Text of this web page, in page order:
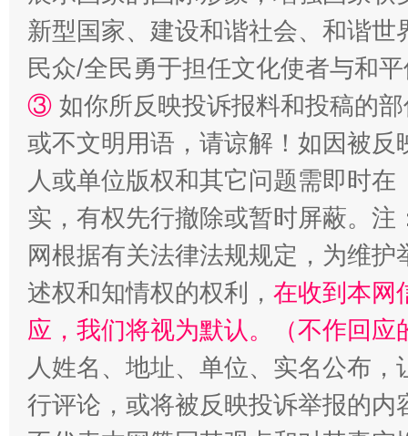
扯下公款旅游的“隐身衣” 如何以
“蜀中异人”王建安的艺术幻境
新型国家、建设和谐社会、和谐
民众/全民勇于担任文化使者与和
③ 如你所反映投诉报料和投稿的
或不文明用语，请谅解！如因被
人或单位版权和其它问题需即时在
实，有权先行撤除或暂时屏蔽。
网根据有关法律法规规定，为维
述权和知情权的权利， 在收到本网
应，我们将视为默认。（不作回应
人姓名、地址、单位、实名公布
行评论，或将被反映投诉举报的